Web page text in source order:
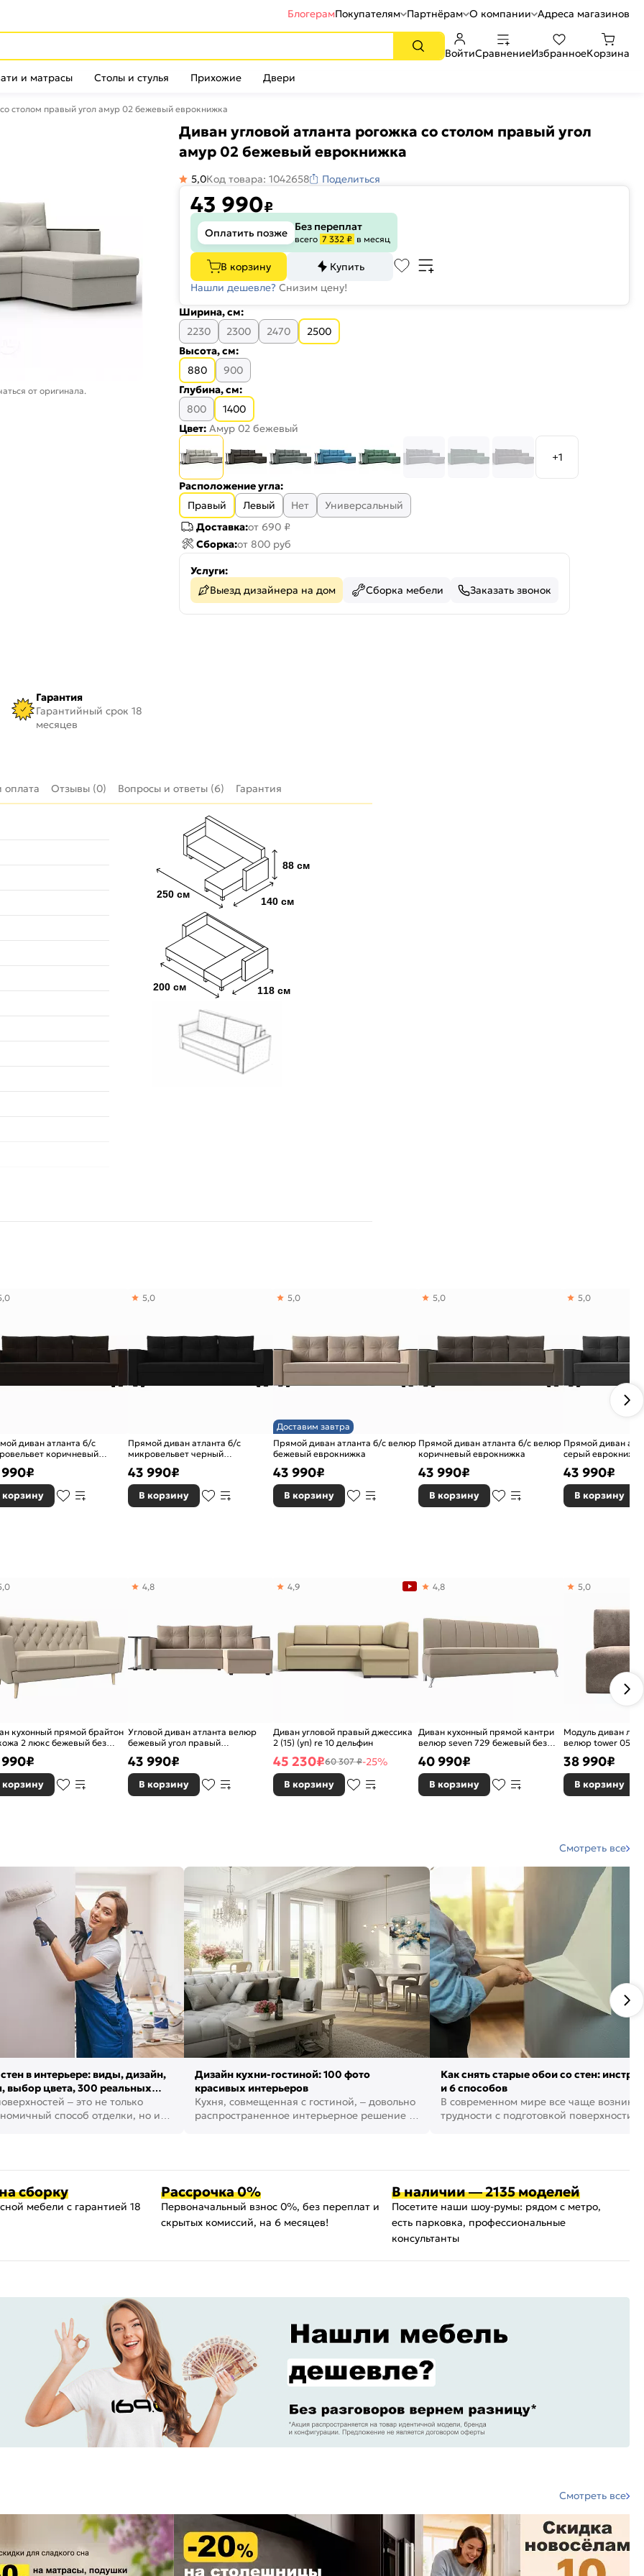
БлогерамПокупателям Партнёрам О компании Адреса магазинов
ВойтиСравнениеИзбранноеКорзина
и матрасы Столы и стулья Прихожие Двери
столом правый угол амур 02 бежевый еврокнижка
от оригинала.
Гарантия
Гарантийный срок 18
месяцев
Диван угловой атланта рогожка со столом правый угол
амур 02 бежевый еврокнижка
5,0Код товара: 1042658 Поделиться
43 990₽
Оплатить позже Без переплат
всего 7 332 ₽ в месяц
В корзину
Купить
Нашли дешевле? Снизим цену!
Ширина, см:
2230
2300 2470
2500
Высота, см:
880
900
Глубина, см:
800
1400
Цвет: Амур 02 бежевый
+1
Расположение угла:
Правый
Левый Нет
Универсальный
Доставка:от 690 ₽
Сборка:от 800 руб
Услуги:
Выезд дизайнера на дом
Сборка мебели Заказать звонок
оплата Отзывы (0) Вопросы и ответы (6) Гарантия
диван атланта б/с
коричневый
₽
корзину
Прямой диван атланта б/с
микровельвет черный
5,0
43 990₽
В корзину
Доставим завтра
Прямой диван атланта б/с велюр
бежевый еврокнижка
5,0
43 990₽
В корзину
Прямой диван атланта б/с велюр
коричневый еврокнижка
5,0
43 990₽
В корзину
Прямой диван
серый еврокнижка
5,0
43 990₽
В корзину
кухонный прямой брайтон
2 люкс бежевый без
₽
корзину
Угловой диван атланта велюр
бежевый угол правый
4,8
43 990₽
В корзину
Диван угловой правый джессика
2 (15) (уп) re 10 дельфин
4,9
45 230₽60 307 ₽-25%
В корзину
Диван кухонный прямой кантри
велюр seven 729 бежевый без
4,8
40 990₽
В корзину
Модуль диван
велюр tower 05
5,0
38 990₽
В корзину
Смотреть все
в интерьере: виды, дизайн,
выбор цвета, 300 реальных
– это не только
способ отделки, но и
Дизайн кухни-гостиной: 100 фото
красивых интерьеров
Кухня, совмещенная с гостиной, – довольно
распространенное интерьерное решение в
Как снять старые обои со стен:
и 6 способов
В современном мире все чаще
трудности с подготовкой поверхности
сборку
мебели с гарантией 18
Рассрочка 0%
Первоначальный взнос 0%, без переплат и
скрытых комиссий, на 6 месяцев!
В наличии — 2135 моделей
Посетите наши шоу-румы: рядом с метро,
есть парковка, профессиональные
консультанты
Смотреть все